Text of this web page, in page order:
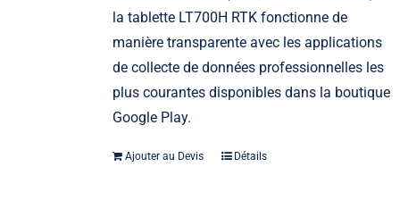
la tablette LT700H RTK fonctionne de
manière transparente avec les applications
de collecte de données professionnelles les
plus courantes disponibles dans la boutique
Google Play.
Ajouter au Devis Détails